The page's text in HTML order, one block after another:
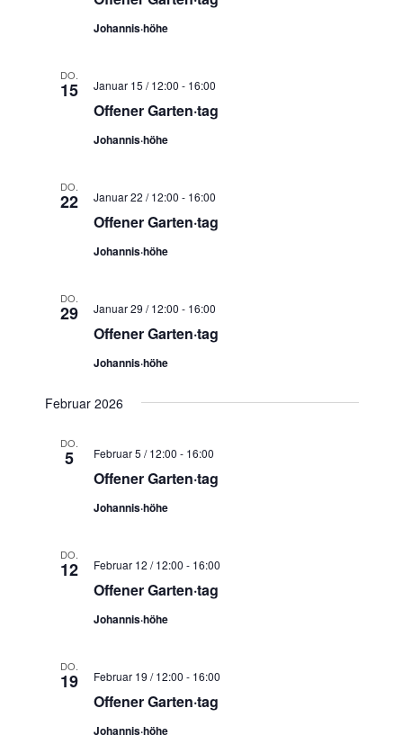
Johannis·höhe
DO.
15
Offener Garten·tag
Januar 15 / 12:00 - 16:00
Johannis·höhe
DO.
22
Offener Garten·tag
Januar 22 / 12:00 - 16:00
Johannis·höhe
DO.
29
Offener Garten·tag
Januar 29 / 12:00 - 16:00
Johannis·höhe
Februar 2026
DO.
5
Offener Garten·tag
Februar 5 / 12:00 - 16:00
Johannis·höhe
DO.
12
Offener Garten·tag
Februar 12 / 12:00 - 16:00
Johannis·höhe
DO.
19
Offener Garten·tag
Februar 19 / 12:00 - 16:00
Johannis·höhe